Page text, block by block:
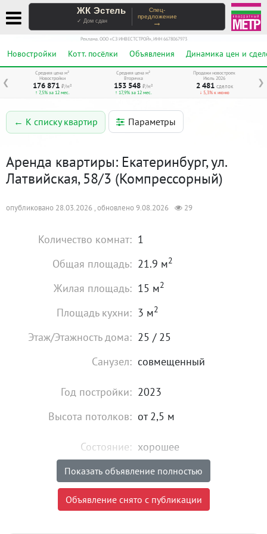
ЖК Эстель
✓ Дом сдан
Спец-
предложение
→
Реклама. ООО «СЗ ИНВЕСТСТРОЙ», ИНН 6678067973
Новостройки Котт. посёлки Объявления Динамика цен и
❮ ❯
Средняя цена м²
Новостройки
176 871 ₽/м²
↑ 7,5% за 12 мес.
Средняя цена м²
Вторичка
153 548 ₽/м²
↑ 17,9% за 12 мес.
Продажи новостроек
Июль 2026
2 481 сделок
↓ 5,3% к июню
← К списку квартир Параметры
Аренда квартиры: Екатеринбург, ул.
Латвийская, 58/3 (Компрессорный)
опубликовано 28.03.2026 , обновлено 9.08.2026 29
Количество комнат: 1
Общая площадь: 21.9 м2
Жилая площадь: 15 м2
Площадь кухни: 3 м2
Этаж/Этажность дома: 25 / 25
Санузел: совмещенный
Год постройки: 2023
Высота потолков: от 2,5 м
Состояние: хорошее
Мебель: есть
Цена: 18 000₽
Показать объявление полностью
Объявление снято с публикации